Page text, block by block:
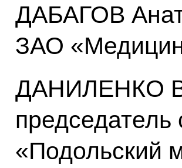
ДАБАГОВ
ЗАО
ДАНИЛЕНКО
«Подольский